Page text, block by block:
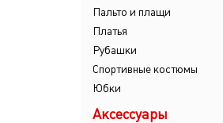
Пальто и плащи
Платья
Рубашки
Спортивные костюмы
Юбки
Аксессуары